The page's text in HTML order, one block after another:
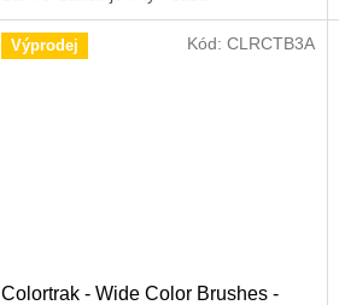
Výprodej
Colortrak - Wide Color Brushes -
Kód: CLRCTB3A